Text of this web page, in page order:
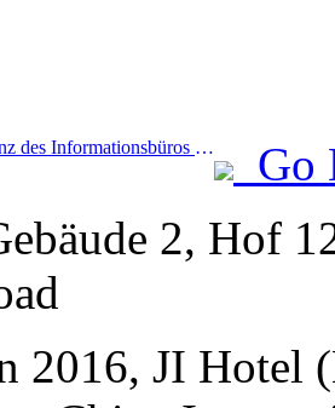
Prev:Pressekonferenz des Informationsbüros des Staatsrats: Die grenzüberschreitenden Reiseeinnahmen meines Landes stiegen im ersten Halbjahr dieses Jahres um 42 %
Go
2, Hof
2016, JI Hotel